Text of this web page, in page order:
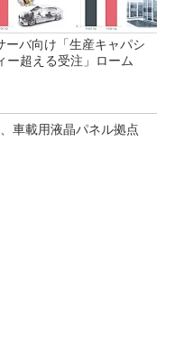
ーバ向け「生産キャパシ
ー超える受注」ローム
車載用液晶パネル拠点